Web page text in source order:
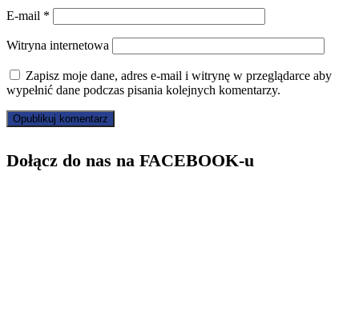
E-mail *
Witryna internetowa
Zapisz moje dane, adres e-mail i witrynę w przeglądarce aby
wypełnić dane podczas pisania kolejnych komentarzy.
Dołącz do nas na FACEBOOK-u